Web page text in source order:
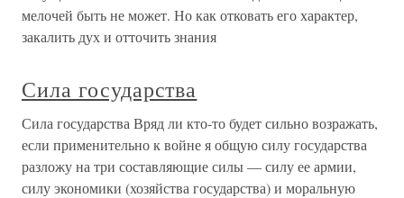
мелочей быть не может. Но как отковать его характер,
закалить дух и отточить знания
Сила государства
Сила государства Вряд ли кто-то будет сильно возражать,
если применительно к войне я общую силу государства
разложу на три составляющие силы — силу ее армии,
силу экономики (хозяйства государства) и моральную